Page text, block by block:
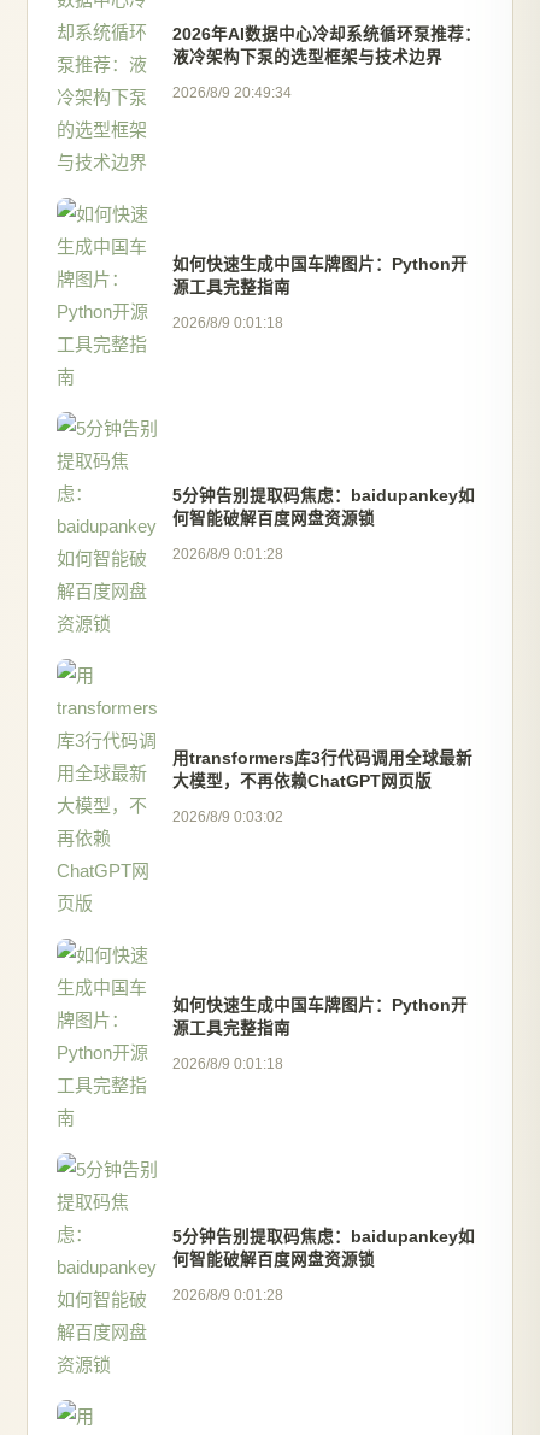
2026年AI数据中心冷却系统循环泵推荐：
液冷架构下泵的选型框架与技术边界
2026/8/9 20:49:34
如何快速生成中国车牌图片：Python开
源工具完整指南
2026/8/9 0:01:18
5分钟告别提取码焦虑：baidupankey如
何智能破解百度网盘资源锁
2026/8/9 0:01:28
用transformers库3行代码调用全球最新
大模型，不再依赖ChatGPT网页版
2026/8/9 0:03:02
如何快速生成中国车牌图片：Python开
源工具完整指南
2026/8/9 0:01:18
5分钟告别提取码焦虑：baidupankey如
何智能破解百度网盘资源锁
2026/8/9 0:01:28